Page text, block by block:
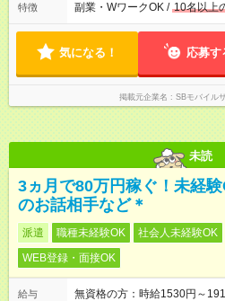
特徴 副業・WワークOK / 10名以上
気になる！ 応募す
掲載元企業名 SBモバイル
未読
3ヵ月で80万円稼ぐ！未経
のお話相手など＊
派遣 職種未経験OK 社会人未経験OK
WEB登録・面接OK
給与
無資格の方：時給1530円～